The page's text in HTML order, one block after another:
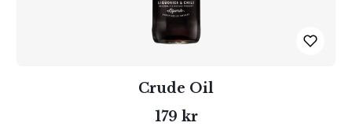
Crude Oil
179 kr